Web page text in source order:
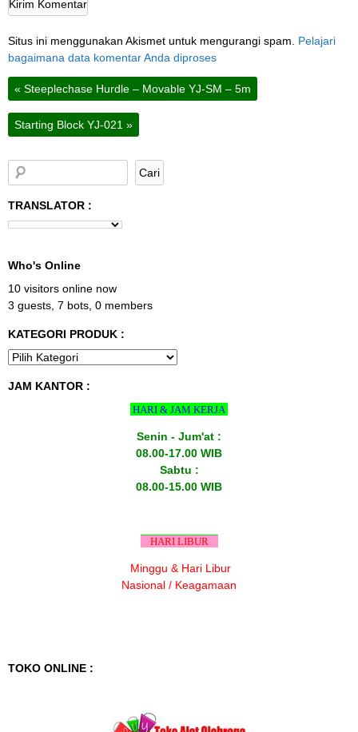
Situs ini menggunakan Akismet untuk mengurangi spam. Pelajari
bagaimana data komentar Anda diproses
« Steeplechase Hurdle – Movable YJ-SM – 5m
Starting Block YJ-021 »
TRANSLATOR :
Who's Online
10 visitors online now
3 guests, 7 bots, 0 members
KATEGORI PRODUK :
JAM KANTOR :
HARI & JAM KERJA
Senin - Jum'at :
08.00-17.00 WIB
Sabtu :
08.00-15.00 WIB
HARI LIBUR
Minggu & Hari Libur
Nasional / Keagamaan
TOKO ONLINE :